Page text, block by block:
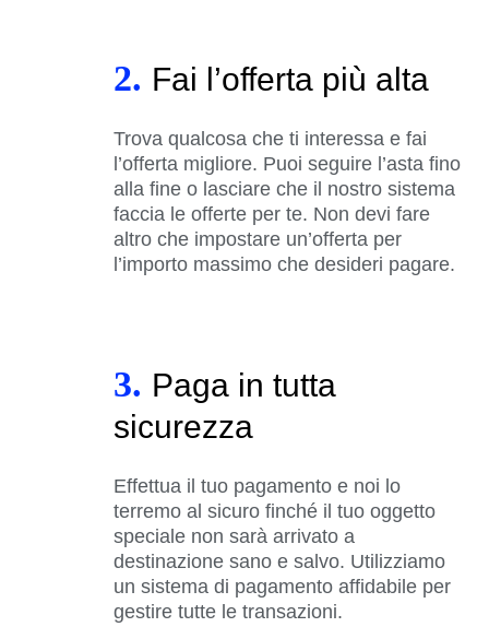
2. Fai l’offerta più alta
Trova qualcosa che ti interessa e fai
l’offerta migliore. Puoi seguire l’asta fino
alla fine o lasciare che il nostro sistema
faccia le offerte per te. Non devi fare
altro che impostare un’offerta per
l’importo massimo che desideri pagare.
3. Paga in tutta
sicurezza
Effettua il tuo pagamento e noi lo
terremo al sicuro finché il tuo oggetto
speciale non sarà arrivato a
destinazione sano e salvo. Utilizziamo
un sistema di pagamento affidabile per
gestire tutte le transazioni.